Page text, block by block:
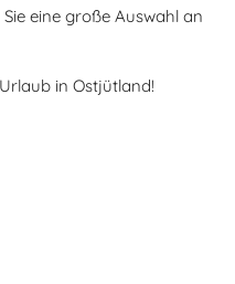
eine große Auswahl an
in Ostjütland!